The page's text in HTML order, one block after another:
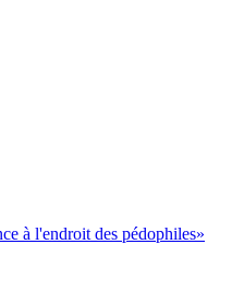
à l'endroit des pédophiles»